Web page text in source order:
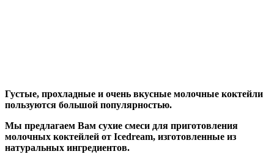
Густые, прохладные и очень вкусные молочные коктейли
пользуются большой популярностью.
Мы предлагаем Вам сухие смеси для приготовления
молочных коктейлей от Icedream, изготовленные из
натуральных ингредиентов.